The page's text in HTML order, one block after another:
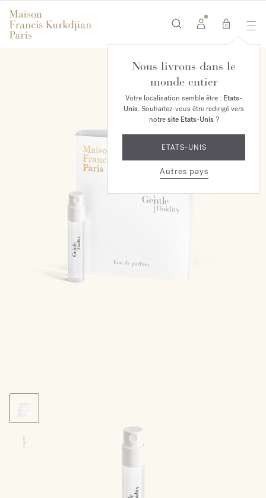
0
Nous livrons dans le
monde entier
Votre localisation semble être : Etats-
Unis. Souhaitez-vous être redirigé vers
notresite Etats-Unis?
ETATS-UNIS
Autres pays